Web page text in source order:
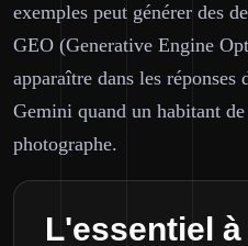
exemples peut générer des
GEO (Generative Engine
apparaître dans les
Gemini quand un habitant de
photographe.
L'essentiel